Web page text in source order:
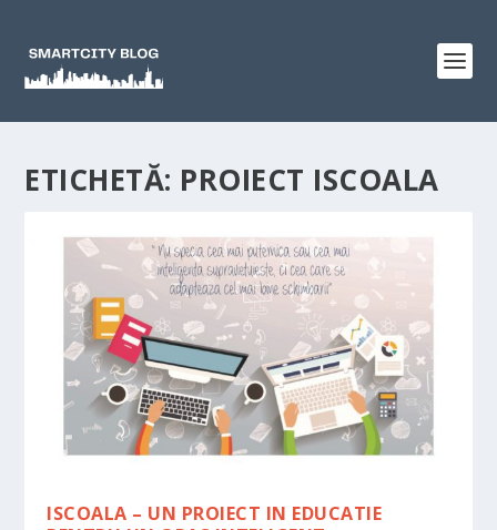
ETICHETĂ: PROIECT ISCOALA
ISCOALA – UN PROIECT IN EDUCATIE